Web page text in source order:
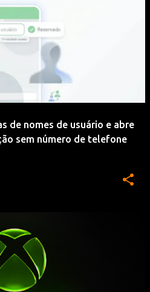
de nomes de usuário e abre
sem número de telefone